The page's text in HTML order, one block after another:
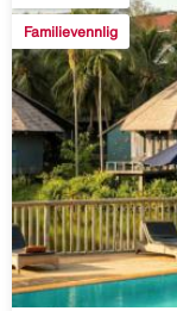
Familievennlig